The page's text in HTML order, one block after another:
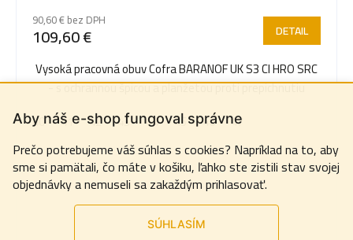
Aby náš e-shop fungoval správne
Prečo potrebujeme váš súhlas s cookies? Napríklad na to, aby
sme si pamätali, čo máte v košiku, ľahko ste zistili stav svojej
objednávky a nemuseli sa zakaždým prihlasovať.
SÚHLASÍM
90,60 € bez DPH
109,60 € DETAIL
Vysoká pracovná obuv Cofra BARANOF UK S3 CI HRO SRC
- s ochrannou špicou a planžetou proti prepichnutiu
40
41 42 43 44 45 46 47